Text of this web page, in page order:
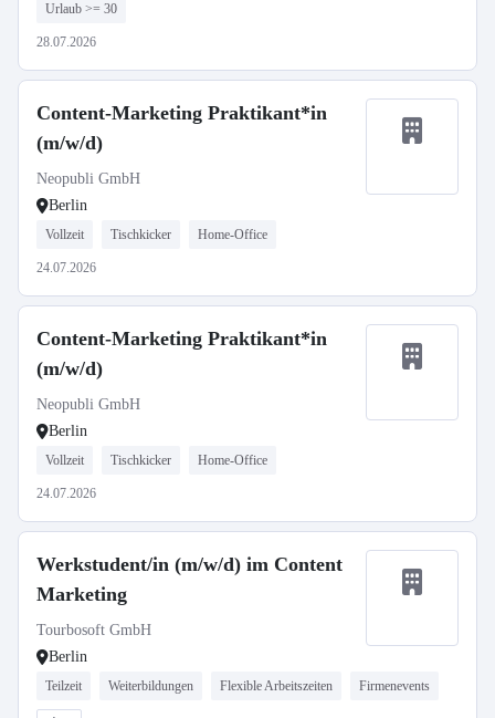
Urlaub >= 30
28.07.2026
Content-Marketing Praktikant*in
(m/w/d)
Neopubli GmbH
Berlin
Vollzeit Tischkicker Home-Office
24.07.2026
Content-Marketing Praktikant*in
(m/w/d)
Neopubli GmbH
Berlin
Vollzeit Tischkicker Home-Office
24.07.2026
Werkstudent/in (m/w/d) im Content
Marketing
Tourbosoft GmbH
Berlin
Teilzeit Weiterbildungen Flexible Arbeitszeiten Firmenevents